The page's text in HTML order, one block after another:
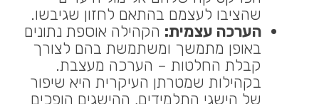
שהציבו לעצמם בהתאם לחזון שגיבשו.
הערכה עצמית: הקהילה אוספת נתונים
באופן מתמשך ומשתמשת בהם לצורך
קבלת החלטות – הערכה מעצבת.
בקהילות שמטרתן העיקרית היא שיפור
של הישגי התלמידים, ההישגים הופכים